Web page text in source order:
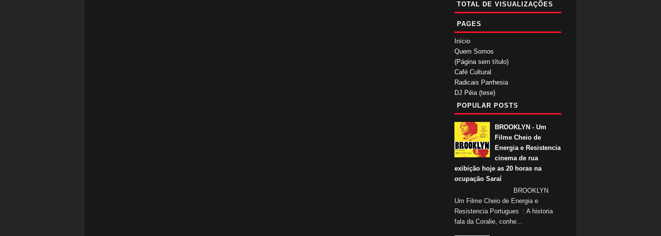
TOTAL DE VISUALIZAÇÕES
PAGES
Início
Quem Somos
(Página sem título)
Café Cultural
Radicais Parrhesia
DJ Péia (tese)
POPULAR POSTS
BROOKLYN - Um
Filme Cheio de
Energia e Resistencia
cinema de rua
exibição hoje as 20 horas na
ocupação Saraí
BROOKLYN
Um Filme Cheio de Energia e
Resistencia Portugues : A historia
fala da Coralie, conhe...